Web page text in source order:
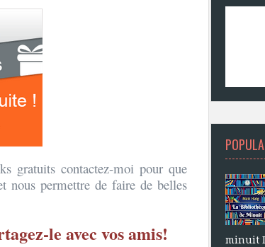
gratuits contactez-moi pour que
nous permettre de faire de belles
le avec vos amis!
minuit